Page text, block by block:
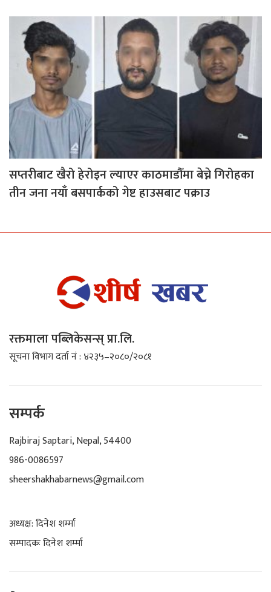
सप्तरीबाट खैरो हेरोइन ल्याएर काठमाडौँमा बेच्ने गिरोहका
तीन जना नयाँ बसपार्कको गेष्ट हाउसबाट पक्राउ
रक्तमाला पब्लिकेसन्स् प्रा.लि.
सूचना विभाग दर्ता नं : ४२३५–२०८०/२०८१
सम्पर्क
Rajbiraj Saptari, Nepal, 54400
986-0086597
sheershakhabarnews@gmail.com
अध्यक्ष: दिनेश शर्म्मा
सम्पादकः दिनेश शर्म्मा